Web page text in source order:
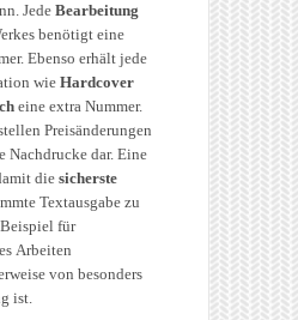
Jede Bearbeitung
benötigt eine
Ebenso erhält jede
wie Hardcover
eine extra Nummer.
Preisänderungen
Nachdrucke dar. Eine
die sicherste
Textausgabe zu
für
Arbeiten
von besonders
ist.